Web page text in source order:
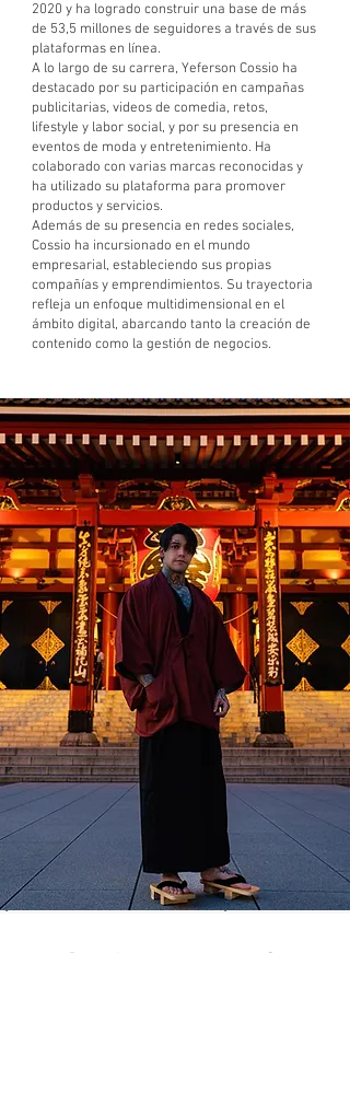
2020 y ha logrado construir una base de más
de 53,5 millones de seguidores a través de sus
plataformas en línea.
A lo largo de su carrera, Yeferson Cossio ha
destacado por su participación en campañas
publicitarias, videos de comedia, retos,
lifestyle y labor social, y por su presencia en
eventos de moda y entretenimiento. Ha
colaborado con varias marcas reconocidas y
ha utilizado su plataforma para promover
productos y servicios.
Además de su presencia en redes sociales,
Cossio ha incursionado en el mundo
empresarial, estableciendo sus propias
compañías y emprendimientos. Su trayectoria
refleja un enfoque multidimensional en el
ámbito digital, abarcando tanto la creación de
contenido como la gestión de negocios.
@yefersoncossio
ON